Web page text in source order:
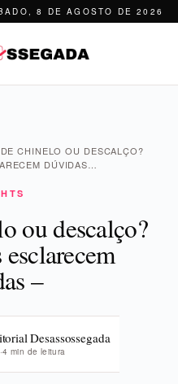
8 DE AGOSTO DE 2026
CHINELO OU DESCALÇO?
DÚVIDAS…
ou descalço?
–
Desassossegada
·4 min de leitura